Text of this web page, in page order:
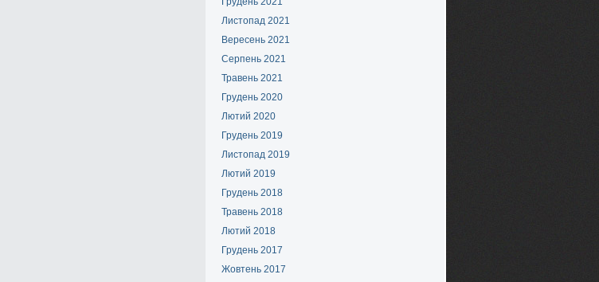
Листопад 2021
Вересень 2021
Серпень 2021
Травень 2021
Грудень 2020
Лютий 2020
Грудень 2019
Листопад 2019
Лютий 2019
Грудень 2018
Травень 2018
Лютий 2018
Грудень 2017
Жовтень 2017